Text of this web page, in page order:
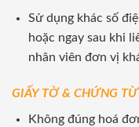
Sử dụng khác số
hoặc ngay sau khi
nhân viên đơn vị
GIẤY TỜ & CHỨNG TỪ
Không đúng hoá